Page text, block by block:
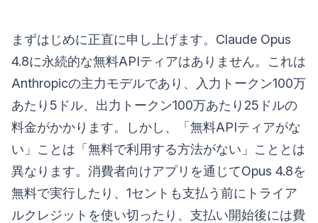
まずはじめに正直に申し上げます。Claude Opus
4.8に永続的な無料APIティアはありません。これは
Anthropicの主力モデルであり、入力トークン100万
あたり5ドル、出力トークン100万あたり25ドルの
料金がかかります。しかし、「無料APIティアがな
い」ことは「無料で利用する方法がない」こととは
異なります。消費者向けアプリを通じてOpus 4.8を
無料で実行したり、1セントも支払う前にトライア
ルクレジットを使い切ったり、支払い開始後には費